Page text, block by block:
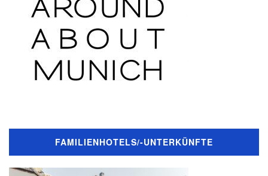
FAMILIENHOTELS/-UNTERKÜNFTE